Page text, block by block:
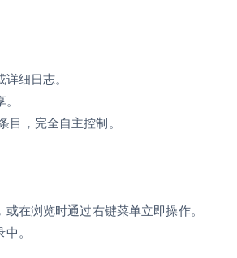
细日志。
，完全自主控制。
在浏览时通过右键菜单立即操作。
。